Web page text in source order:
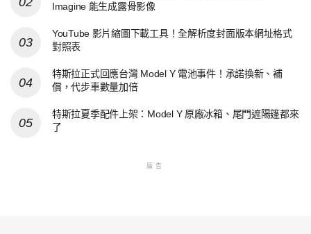
Imagine 能生成露骨影像
YouTube 影片縮圖下載工具！全解析度封面版本網址格式
對照表
特斯拉正式回應台灣 Model Y 電池事件！承諾換新、補
償，代步車數量加倍
特斯拉夏季配件上架：Model Y 原廠冰箱、尾門遮陽篷都來
了
廣告